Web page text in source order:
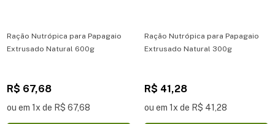
Ração Nutrópica para Papagaio
Extrusado Natural 600g
R$ 67,68
ou em 1x de R$ 67,68
Ração Nutrópica para Papagaio
Extrusado Natural 300g
R$ 41,28
ou em 1x de R$ 41,28